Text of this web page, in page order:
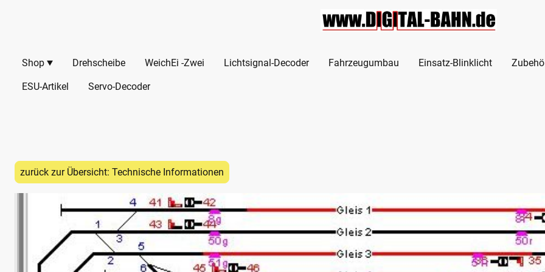
Shop Drehscheibe WeichEi -Zwei Lichtsignal-Decoder Fahrzeugumbau Einsatz-Blinklicht
ESU-Artikel Servo-Decoder
zurück zur Übersicht: Technische Informationen